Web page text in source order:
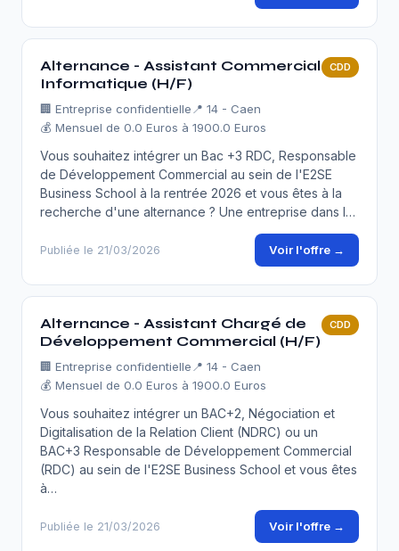
Alternance - Assistant Commercial
Informatique (H/F)
CDD
🏢 Entreprise confidentielle 📍 14 - Caen
💰 Mensuel de 0.0 Euros à 1900.0 Euros
Vous souhaitez intégrer un Bac +3 RDC, Responsable
de Développement Commercial au sein de l'E2SE
Business School à la rentrée 2026 et vous êtes à la
recherche d'une alternance ? Une entreprise dans l…
Publiée le 21/03/2026 Voir l'offre →
Alternance - Assistant Chargé de
Développement Commercial (H/F)
CDD
🏢 Entreprise confidentielle 📍 14 - Caen
💰 Mensuel de 0.0 Euros à 1900.0 Euros
Vous souhaitez intégrer un BAC+2, Négociation et
Digitalisation de la Relation Client (NDRC) ou un
BAC+3 Responsable de Développement Commercial
(RDC) au sein de l'E2SE Business School et vous êtes
à…
Publiée le 21/03/2026 Voir l'offre →